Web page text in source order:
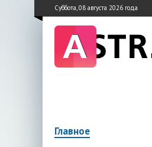
Суббота, 08 августа 2026 года
Главное